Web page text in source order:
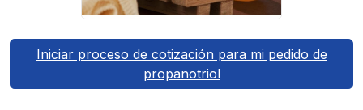
Iniciar proceso de cotización para mi pedido de
propanotriol